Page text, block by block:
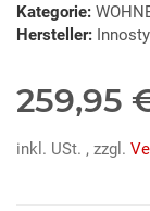
Kategorie:
Hersteller:
259,95
inkl. USt. , zzgl.